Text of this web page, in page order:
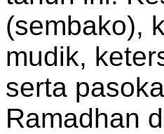
(sembako),
mudik,
serta
Ramadhan